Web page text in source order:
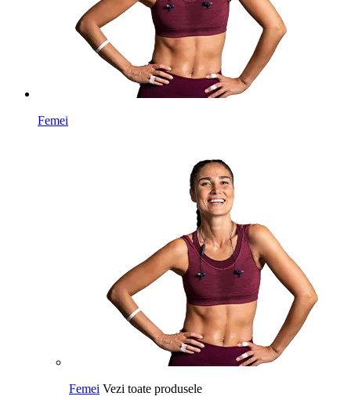
Femei
Femei Vezi toate produsele